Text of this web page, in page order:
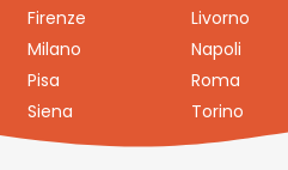
Firenze
Livorno
Milano
Napoli
Pisa
Roma
Siena
Torino